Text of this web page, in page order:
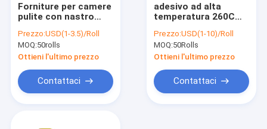
Forniture per camere
pulite con nastro
in PVC a due colori
Prezzo:USD(1-3.5)/Roll
MOQ:50rolls
Ottieni l'ultimo prezzo
Contattaci
adesivo ad alta
temperatura 260C
0.025mm ESD
Polyimide statico del
nastro
Prezzo:USD(1-10)/Roll
MOQ:50Rolls
Ottieni l'ultimo prezzo
Contattaci